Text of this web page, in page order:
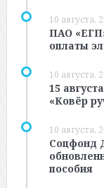
10 августа,
ПАО
оплаты
10 августа,
15
«Ковёр
10 августа,
Соцфонд
пособия